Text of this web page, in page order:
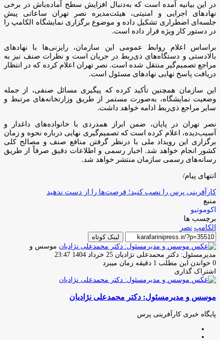
در این بیانیه آمده است که به‌دنبال افزایش سطح آماده‌باش در برخی
نهادهای اجرایی و امنیتی، هیئت‌مدیره نصر تهران ساعاتی پیش
جلسه‌ای اضطراری تشکیل داده و موضوع برگزاری نمایشگاه الکامپ را
در دستور کار ویژه قرار داده است.
براساس اعلام روابط عمومی این سازمان، رایزنی‌ها با نهادهای
بالادستی و دستگاه‌های ذی‌ربط در جریان است و نظرات صنف نیز به
مراجع تصمیم‌گیر منتقل شده است. نصر تهران اعلام کرده که در انتظار
دریافت پاسخ نهایی نهادهای مسئول است.
این سازمان همچنین تأکید کرده که پیگیری مسائل صنفی، از جمله
وضعیت نمایشگاه، به‌صورت مستمر از طریق وزارتخانه‌های مرتبط و
سایر مراجع ذی‌ربط ادامه خواهد داشت.
نصر تهران در پایان، ضمن ابراز همدردی با خانواده‌های داغدار و
آسیب‌دیده، اعلام کرده است که تصمیم‌گیری نهایی درباره نحوه و زمان
برگزاری این رویداد ملی با درنظر گرفتن منافع صنف و مصالح کلی
کشور انجام خواهد شد. اخبار رسمی و اطلاعات دقیق صرفاً از طریق
رسانه‌های رسمی سازمان منتشر خواهد شد.
انتهای پیام/
کارآفرینی پرس را نصب کنید؛ فرصت‌ها را از دست ندهید
منبع
اکوموتیو
برچسب ها
الکامپ نصر
لینک کوتاه
موسس و
مدیرمسئول: دکتر محمدعلی نژادیان ارسال
ایمیل
25 خرداد 1404 23:47
0 خواندن این مطلب 1 دقیقه زمان میبرد
اشتراک گذاری
فیس
توئیتر
لینکدین
واتس
تلگرام
اشتراک
از
ایمیل
چاپ
موسس و مدیرمسئول: دکتر محمدعلی نژادیان
پایگاه خبری کارآفرینی پرس